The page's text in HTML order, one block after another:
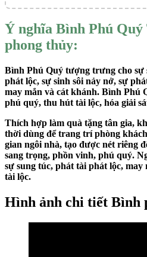
Ý nghĩa Bình Phú
phong thủy:
Bình Phú Quý tượng trưng cho sự
phát lộc, sự sinh sôi nảy nở, sự
may mắn và cát khánh. Bình Phú
phú quý, thu hút tài lộc, hóa giải
Thích hợp làm quà tặng tân gia,
thời dùng để trang trí phòng
gian ngôi nhà, tạo được nét riêng
sang trọng, phồn vinh, phú quý.
sự sung túc, phát tài phát lộc,
tài lộc.
Hình ảnh chi tiết Bình